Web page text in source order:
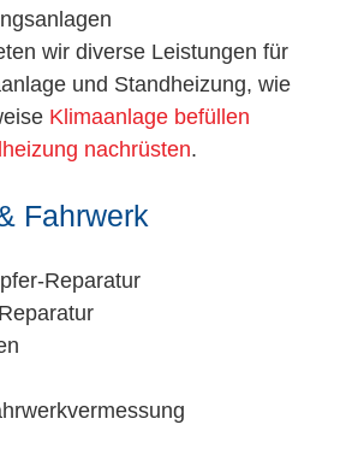
wir diverse Leistungen für
und Standheizung, wie
Klimaanlage befüllen
nachrüsten.
Fahrwerk
Reparatur